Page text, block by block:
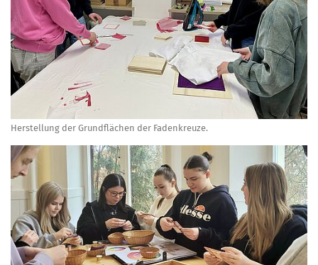
Herstellung der Grundflächen der Fadenkreuze.